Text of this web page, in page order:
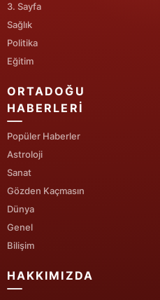
3. Sayfa
Sağlık
Politika
Eğitim
ORTADOĞU
HABERLERI
Popüler Haberler
Astroloji
Sanat
Gözden Kaçmasın
Dünya
Genel
Bilişim
HAKKIMIZDA